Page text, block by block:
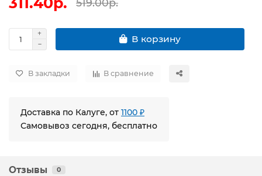
519.00р.
В корзину
В закладки В сравнение
Доставка по Калуге, от 1100 ₽
Самовывоз сегодня, бесплатно
Отзывы 0